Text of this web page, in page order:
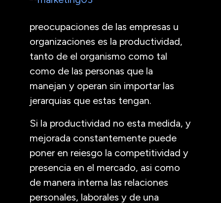
preocupaciones de las empresas u
organizaciones es la productividad,
tanto de el organismo como tal
como de las personas que la
manejan y operan sin importar las
jerarquias que estas tengan.
Si la productividad no esta medida, y
mejorada constantemente puede
poner en reiesgo la competitividad y
presencia en el mercado, asi como
de manera interna las relaciones
personales, laborales y de una